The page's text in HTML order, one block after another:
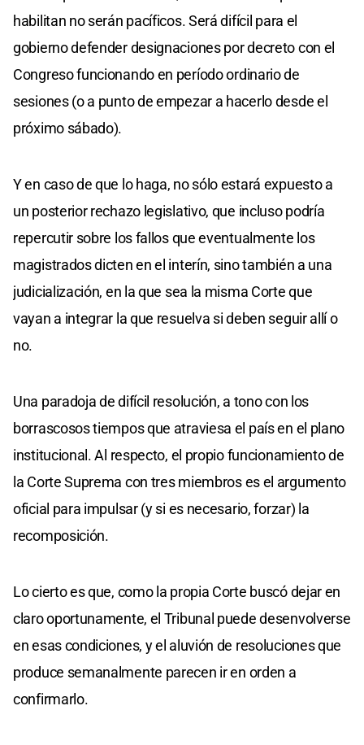
habilitan no serán pacíficos. Será difícil para el
gobierno defender designaciones por decreto con el
Congreso funcionando en período ordinario de
sesiones (o a punto de empezar a hacerlo desde el
próximo sábado).
Y en caso de que lo haga, no sólo estará expuesto a
un posterior rechazo legislativo, que incluso podría
repercutir sobre los fallos que eventualmente los
magistrados dicten en el interín, sino también a una
judicialización, en la que sea la misma Corte que
vayan a integrar la que resuelva si deben seguir allí o
no.
Una paradoja de difícil resolución, a tono con los
borrascosos tiempos que atraviesa el país en el plano
institucional. Al respecto, el propio funcionamiento de
la Corte Suprema con tres miembros es el argumento
oficial para impulsar (y si es necesario, forzar) la
recomposición.
Lo cierto es que, como la propia Corte buscó dejar en
claro oportunamente, el Tribunal puede desenvolverse
en esas condiciones, y el aluvión de resoluciones que
produce semanalmente parecen ir en orden a
confirmarlo.